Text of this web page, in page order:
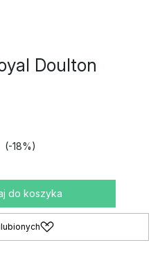
Doulton
(-18%)
do koszyka